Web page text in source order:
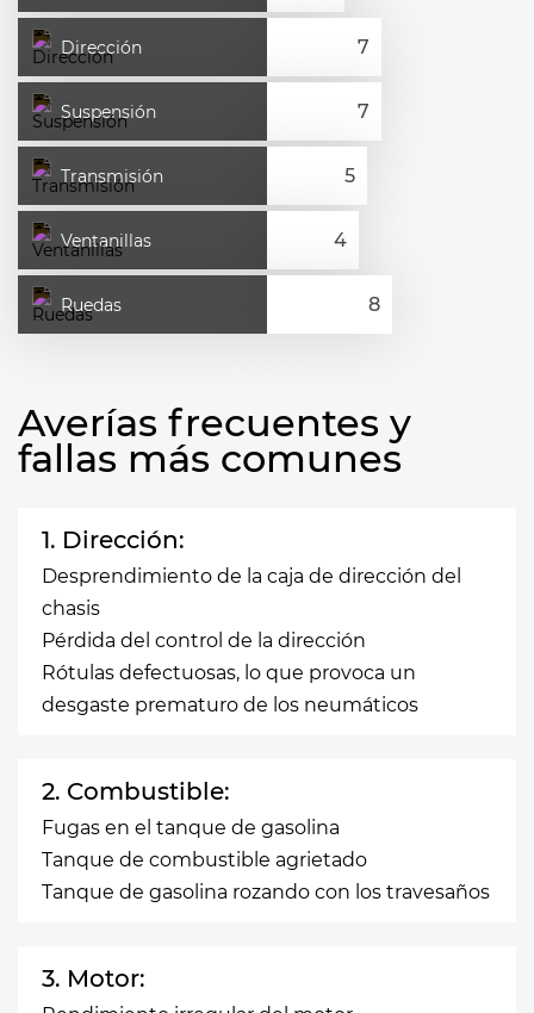
Dirección
Suspensión
Transmisión
Ventanillas
Ruedas
Averías frecuentes y
fallas más comunes
1. Dirección:
Desprendimiento de la caja de dirección del
chasis
Pérdida del control de la dirección
Rótulas defectuosas, lo que provoca un
desgaste prematuro de los neumáticos
2. Combustible:
Fugas en el tanque de gasolina
Tanque de combustible agrietado
Tanque de gasolina rozando con los travesaños
3. Motor: